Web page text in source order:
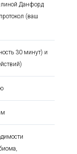
Данфорд
(ваш
30 минут) и